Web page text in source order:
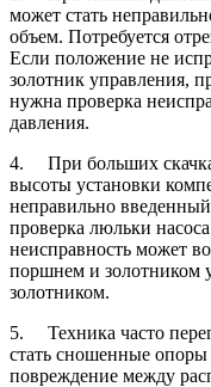
может стать
объем. Потребуется
Если положение не
золотник управления,
нужна проверка
давления.
4. При больших
высоты установки
неправильно
проверка люльки
неисправность может
поршнем и золотником
золотником.
5. Техника часто
стать сношенные
повреждение между